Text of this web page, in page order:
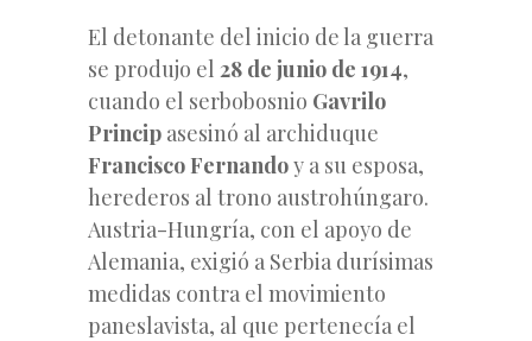
El detonante del inicio de la guerra
se produjo el 28 de junio de 1914,
cuando el serbobosnio Gavrilo
Princip asesinó al archiduque
Francisco Fernandoy a su esposa,
herederos al trono austrohúngaro.
Austria-Hungría, con el apoyo de
Alemania, exigió a Serbia durísimas
medidas contra el movimiento
paneslavista, al que pertenecía el